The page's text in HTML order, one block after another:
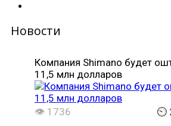
Новости
Компания Shimano будет
11,5 млн долларов
👁 1736 ⏲